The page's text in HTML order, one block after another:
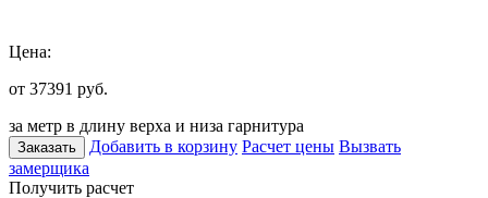
Цена:
от 37391 руб.
за метр в длину верха и низа гарнитура
Заказать Добавить в корзину Расчет цены Вызвать
замерщика
Получить расчет